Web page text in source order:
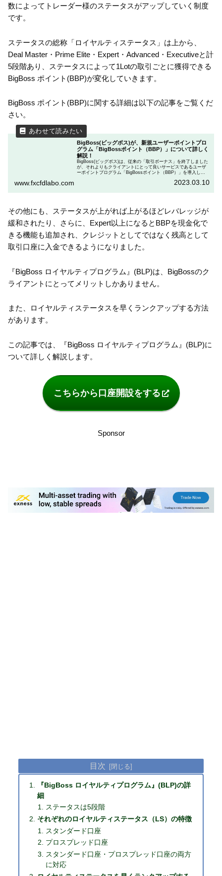
数によってトレーダー様のステータスがアップしていく制度
です。
ステータスの総称「ロイヤルティステータス」は上から、
Deal Master・Prime Elite・Expert・Advanced・Executiveと計
5段階あり、ステータスによって1Lotの取引ごとに獲得できる
BigBoss ポイント(BBP)が変化していきます。
BigBoss ポイント(BBP)に関する詳細は以下の記事をご覧くだ
さい。
BigBoss(ビッグボス)が、新規ユーザーポイントプロ
グラム「BigBossポイント（BBP）」について詳しく
解説！
BigBoss(ビッグボス)は、従来の「取引ボーナス」を終了しました
が、それよりもクライアントにとって良いサービスであるユーザ
ーポイントプログラム「BigBossポイント（BBP）」を導入しま
www.fxcfdlabo.com 2023.03.10
その他にも、ステータスが上がれば上がるほどレバレッジが
緩和されたり、さらに、Expert以上になるとBBPを現金化で
きる機能も追加され、クレジットとしてではなく残高として
取引口座に入金できるようになりました。
『BigBoss ロイヤルティプログラム』(BLP)は、BigBossのク
ライアントにとってメリットしかありません。
また、ロイヤルティステータスを早くランクアップする方法
があります。
この記事では、『BigBoss ロイヤルティプログラム』(BLP)に
ついて詳しく解説します。
こちらから口座開設をする
Sponsor
目次
『BigBoss ロイヤルティプログラム』(BLP)の詳
細
ステータスは5段階
それぞれのロイヤルティステータス（LS）の特徴
スタンダード口座
プロスプレッド口座
スタンダード口座・プロスプレッド口座の両方
に対応